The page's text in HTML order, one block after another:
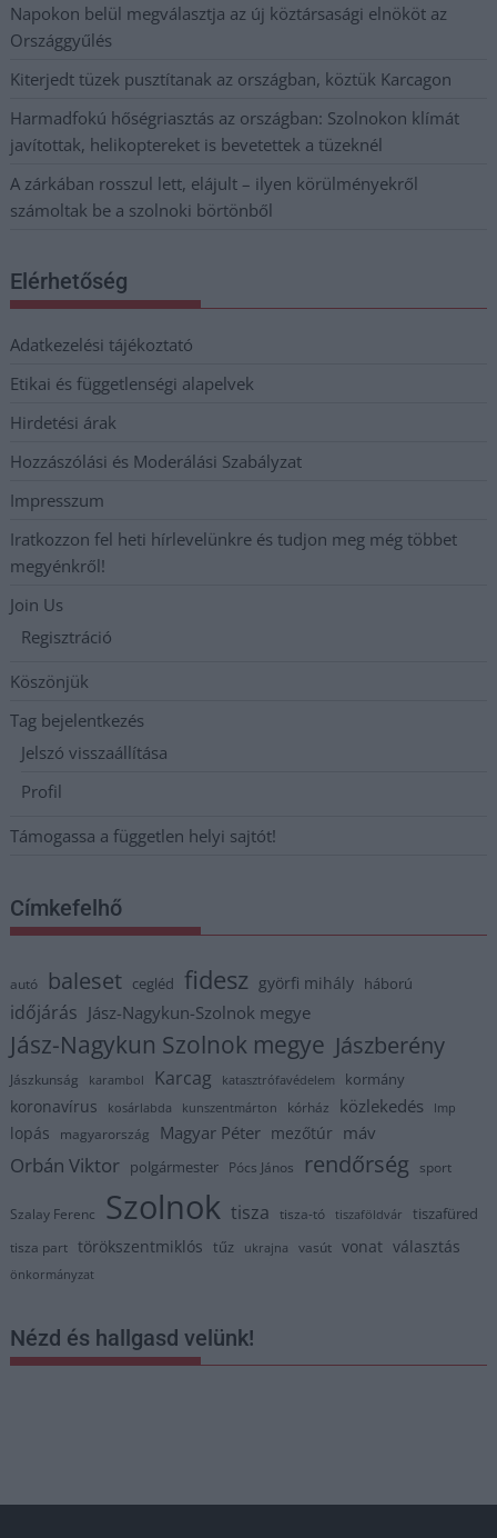
Napokon belül megválasztja az új köztársasági elnököt az
Országgyűlés
Kiterjedt tüzek pusztítanak az országban, köztük Karcagon
Harmadfokú hőségriasztás az országban: Szolnokon klímát
javítottak, helikoptereket is bevetettek a tüzeknél
A zárkában rosszul lett, elájult – ilyen körülményekről
számoltak be a szolnoki börtönből
Elérhetőség
Adatkezelési tájékoztató
Etikai és függetlenségi alapelvek
Hirdetési árak
Hozzászólási és Moderálási Szabályzat
Impresszum
Iratkozzon fel heti hírlevelünkre és tudjon meg még többet
megyénkről!
Join Us
Regisztráció
Köszönjük
Tag bejelentkezés
Jelszó visszaállítása
Profil
Támogassa a független helyi sajtót!
Címkefelhő
autó baleset cegléd fidesz györfi mihály háború
időjárás Jász-Nagykun-Szolnok megye
Jász-Nagykun Szolnok megye Jászberény
Jászkunság karambol Karcag katasztrófavédelem kormány
koronavírus kosárlabda kunszentmárton kórház közlekedés lmp
lopás magyarország Magyar Péter mezőtúr máv
Orbán Viktor polgármester Pócs János rendőrség sport
Szalay Ferenc Szolnok tisza tisza-tó tiszaföldvár tiszafüred
tisza part törökszentmiklós tűz ukrajna vasút vonat választás
önkormányzat
Nézd és hallgasd velünk!